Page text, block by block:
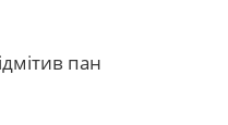
пан